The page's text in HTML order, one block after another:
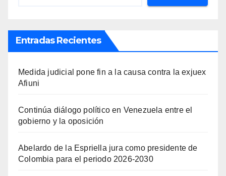
Entradas Recientes
Medida judicial pone fin a la causa contra la exjuex
Afiuni
Continúa diálogo político en Venezuela entre el
gobierno y la oposición
Abelardo de la Espriella jura como presidente de
Colombia para el periodo 2026-2030